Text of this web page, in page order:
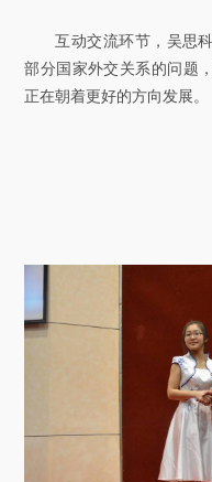
互动交流环节，吴思
部分国家外交关系的问题
正在朝着更好的方向发展。